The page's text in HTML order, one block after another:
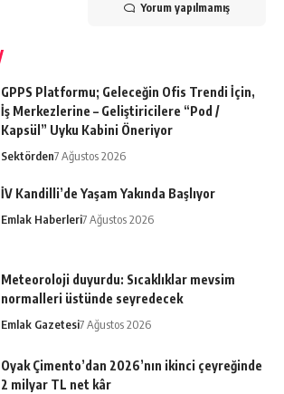
Yorum yapılmamış
GPPS Platformu; Geleceğin Ofis Trendi İçin,
İş Merkezlerine – Geliştiricilere “Pod /
Kapsül” Uyku Kabini Öneriyor
Sektörden7 Ağustos 2026
İV Kandilli’de Yaşam Yakında Başlıyor
Emlak Haberleri7 Ağustos 2026
Meteoroloji duyurdu: Sıcaklıklar mevsim
normalleri üstünde seyredecek
Emlak Gazetesi7 Ağustos 2026
Oyak Çimento’dan 2026’nın ikinci çeyreğinde
2 milyar TL net kâr